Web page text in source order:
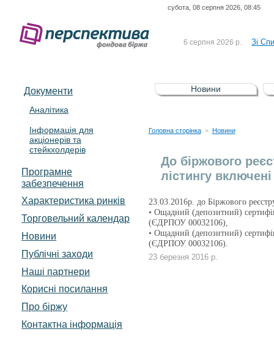
субота, 08 серпня 2026, 08:45
6 серпня 2026 р. Зі
5 серпня 2026 р.
Зі
UA4000232607)
4 серпня 2026 р.
Документи
Аналітика
Інформація для
акціонерів та
стейкхолдерів
Програмне
забезпечення
Характеристика pинків
Торговельний календар
Новини
Публічні заходи
Наші партнери
Корисні посилання
Про біржу
Контактна інформація
Новини
Головна сторінка > Новини
До біржового
лістингу
23.03.2016р. до Біржового
• Ощадний (депозитний)
(ЄДРПОУ 00032106),
• Ощадний (депозитний)
(ЄДРПОУ 00032106).
23 березня 2016 р.